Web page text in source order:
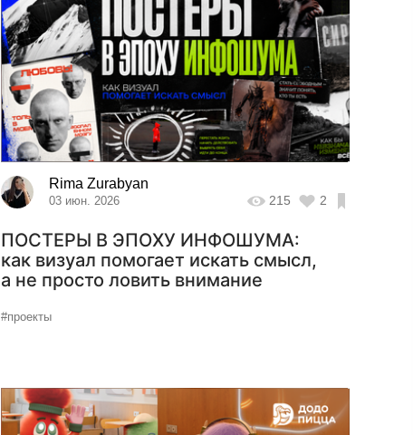
Rima Zurabyan
03 июн. 2026 215 2
ПОСТЕРЫ В ЭПОХУ ИНФОШУМА:
как визуал помогает искать смысл,
а не просто ловить внимание
#проекты